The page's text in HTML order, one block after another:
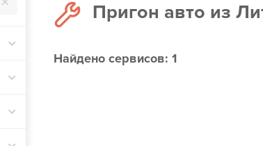
Пригон авто из
Найденосервисов: 1